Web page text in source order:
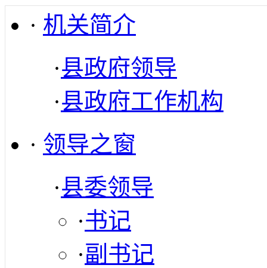
· 机关简介
·县政府领导
·县政府工作机构
· 领导之窗
·县委领导
·书记
·副书记